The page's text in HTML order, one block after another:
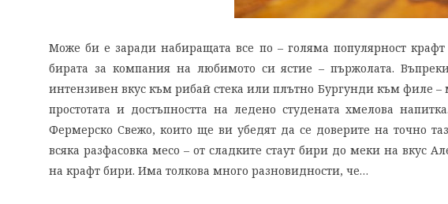
Може би е заради набиращата все по – голяма популярност
бирата за компания на любимото си ястие – пържолата.
интензивен вкус към рибай стека или плътно Бургунди към филе
простотата и достъпността на ледено студената хмелова
Фермерско Свежо, които ще ви убедят да се доверите на точно
всяка разфасовка месо – от сладките стаут бири до меки на вкус
на крафт бири. Има толкова много разновидности, че…